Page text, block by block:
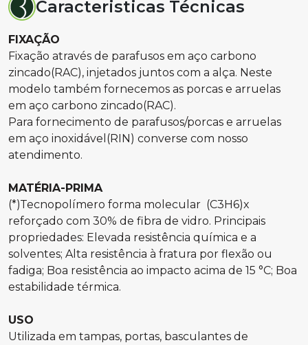
Caracteristicas Técnicas
FIXAÇÃO
Fixação através de parafusos em aço carbono
zincado(RAC), injetados juntos com a alça. Neste
modelo também fornecemos as porcas e arruelas
em aço carbono zincado(RAC).
Para fornecimento de parafusos/porcas e arruelas
em aço inoxidável(RIN) converse com nosso
atendimento.
MATÉRIA-PRIMA
(*)Tecnopolímero forma molecular (C3H6)x
reforçado com 30% de fibra de vidro. Principais
propriedades: Elevada resistência química e a
solventes; Alta resistência à fratura por flexão ou
fadiga; Boa resistência ao impacto acima de 15 °C; Boa
estabilidade térmica.
USO
Utilizada em tampas, portas, basculantes de